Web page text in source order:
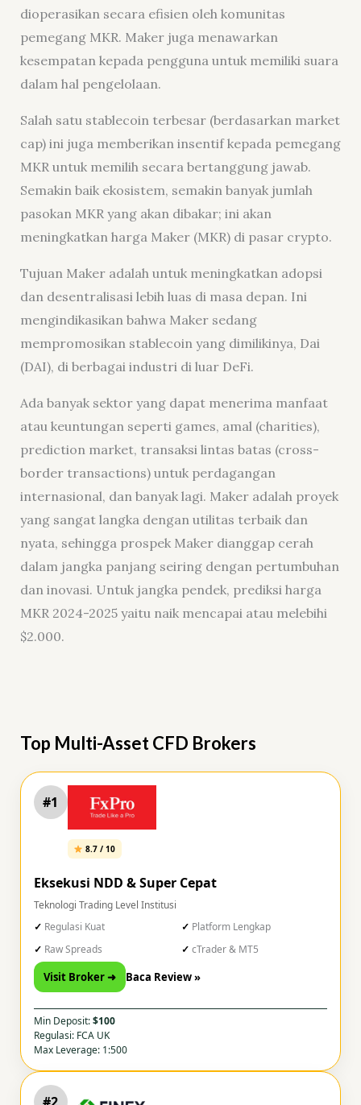
dioperasikan secara efisien oleh komunitas
pemegang MKR. Maker juga menawarkan
kesempatan kepada pengguna untuk memiliki suara
dalam hal pengelolaan.
Salah satu stablecoin terbesar (berdasarkan market
cap) ini juga memberikan insentif kepada pemegang
MKR untuk memilih secara bertanggung jawab.
Semakin baik ekosistem, semakin banyak jumlah
pasokan MKR yang akan dibakar; ini akan
meningkatkan harga Maker (MKR) di pasar crypto.
Tujuan Maker adalah untuk meningkatkan adopsi
dan desentralisasi lebih luas di masa depan. Ini
mengindikasikan bahwa Maker sedang
mempromosikan stablecoin yang dimilikinya, Dai
(DAI), di berbagai industri di luar DeFi.
Ada banyak sektor yang dapat menerima manfaat
atau keuntungan seperti games, amal (charities),
prediction market, transaksi lintas batas (cross-
border transactions) untuk perdagangan
internasional, dan banyak lagi. Maker adalah proyek
yang sangat langka dengan utilitas terbaik dan
nyata, sehingga prospek Maker dianggap cerah
dalam jangka panjang seiring dengan pertumbuhan
dan inovasi. Untuk jangka pendek, prediksi harga
MKR 2024-2025 yaitu naik mencapai atau melebihi
$2.000.
Top Multi-Asset CFD Brokers
#1
8.7 / 10
Eksekusi NDD & Super Cepat
Teknologi Trading Level Institusi
Regulasi Kuat
Platform Lengkap
Raw Spreads
cTrader & MT5
Visit Broker ➜ Baca Review »
Min Deposit:$100
Regulasi: FCA UK
Max Leverage: 1:500